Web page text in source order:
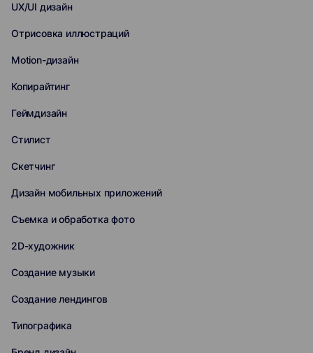
UX/UI дизайн
Отрисовка иллюстраций
Motion-дизайн
Копирайтинг
Геймдизайн
Стилист
Скетчинг
Дизайн мобильных приложений
Съемка и обработка фото
2D-художник
Создание музыки
Создание лендингов
Типографика